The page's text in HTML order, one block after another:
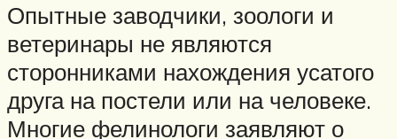
Опытные заводчики, зоологи и
ветеринары не являются
сторонниками нахождения усатого
друга на постели или на человеке.
Многие фелинологи заявляют о